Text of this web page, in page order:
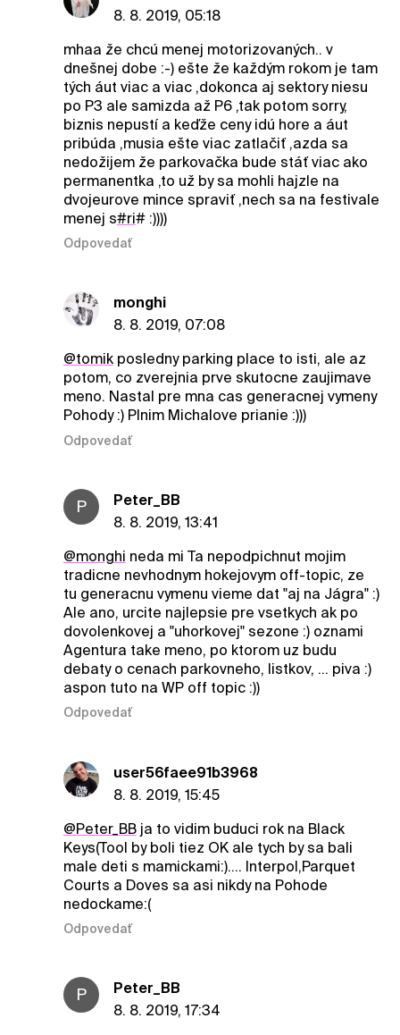
8. 8. 2019, 05:18
mhaa že chcú menej motorizovaných.. v
dnešnej dobe :-) ešte že každým rokom je tam
tých áut viac a viac ,dokonca aj sektory niesu
po P3 ale samizda až P6 ,tak potom sorry,
biznis nepustí a keďže ceny idú hore a áut
pribúda ,musia ešte viac zatlačiť ,azda sa
nedožijem že parkovačka bude stáť viac ako
permanentka ,to už by sa mohli hajzle na
dvojeurove mince spraviť ,nech sa na festivale
menej s#ri# :))))
Odpovedať
monghi
8. 8. 2019, 07:08
@tomikposledny parking place to isti, ale az
potom, co zverejnia prve skutocne zaujimave
meno. Nastal pre mna cas generacnej vymeny
Pohody :) Plnim Michalove prianie :)))
Odpovedať
P
Peter_BB
8. 8. 2019, 13:41
@monghi neda mi Ta nepodpichnut mojim
tradicne nevhodnym hokejovym off-topic, ze
tu generacnu vymenu vieme dat "aj na Jágra" :)
Ale ano, urcite najlepsie pre vsetkych ak po
dovolenkovej a "uhorkovej" sezone :) oznami
Agentura take meno, po ktorom uz budu
debaty o cenach parkovneho, listkov, ... piva :)
aspon tuto na WP off topic :))
Odpovedať
user56faee91b3968
8. 8. 2019, 15:45
@Peter_BBja to vidim buduci rok na Black
Keys(Tool by boli tiez OK ale tych by sa bali
male deti s mamickami:).... Interpol,Parquet
Courts a Doves sa asi nikdy na Pohode
nedockame:(
Odpovedať
P
Peter_BB
8. 8. 2019, 17:34